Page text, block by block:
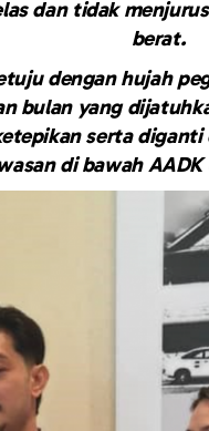
dan tidak
berat.
dengan hujah
bulan yang
serta
di bawah